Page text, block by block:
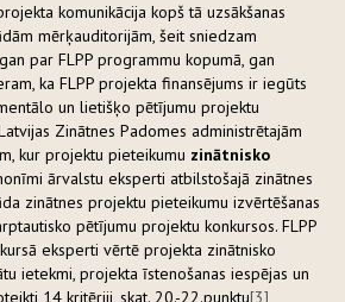
komunikācija kopš tā uzsākšanas
mērķauditorijām, šeit sniedzam
par FLPP programmu kopumā, gan
ka FLPP projekta finansējums ir iegūts
un lietišķo pētījumu projektu
Zinātnes Padomes administrētajām
kur projektu pieteikumu zinātnisko
ārvalstu eksperti atbilstošajā zinātnes
zinātnes projektu pieteikumu izvērtēšanas
pētījumu projektu konkursos. FLPP
eksperti vērtē projekta zinātnisko
ietekmi, projekta īstenošanas iespējas un
14 kritēriji, skat. 20.-22.punktu[3]